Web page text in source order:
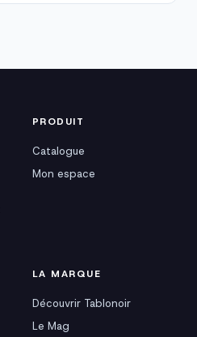
PRODUIT
Catalogue
Mon espace
LA MARQUE
Découvrir Tablonoir
Le Mag